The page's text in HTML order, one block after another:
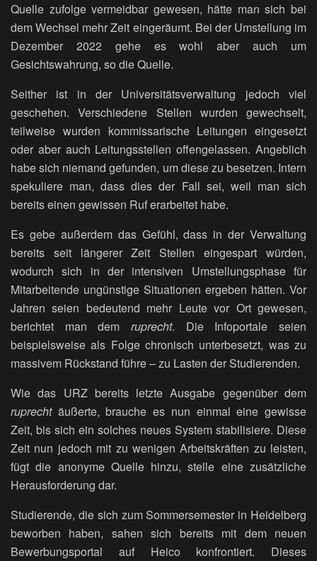
Quelle zufolge vermeidbar gewesen, hätte man sich bei
dem Wechsel mehr Zeit eingeräumt. Bei der Umstellung im
Dezember 2022 gehe es wohl aber auch um
Gesichtswahrung, so die Quelle.
Seither ist in der Universitätsverwaltung jedoch viel
geschehen. Verschiedene Stellen wurden gewechselt,
teilweise wurden kommissarische Leitungen eingesetzt
oder aber auch Leitungsstellen offengelassen. Angeblich
habe sich niemand gefunden, um diese zu besetzen. Intern
spekuliere man, dass dies der Fall sei, weil man sich
bereits einen gewissen Ruf erarbeitet habe.
Es gebe außerdem das Gefühl, dass in der Verwaltung
bereits seit längerer Zeit Stellen eingespart würden,
wodurch sich in der intensiven Umstellungsphase für
Mitarbeitende ungünstige Situationen ergeben hätten. Vor
Jahren seien bedeutend mehr Leute vor Ort gewesen,
berichtet man dem ruprecht. Die Infoportale seien
beispielsweise als Folge chronisch unterbesetzt, was zu
massivem Rückstand führe – zu Lasten der Studierenden.
Wie das URZ bereits letzte Ausgabe gegenüber dem
ruprechtäußerte, brauche es nun einmal eine gewisse
Zeit, bis sich ein solches neues System stabilisiere. Diese
Zeit nun jedoch mit zu wenigen Arbeitskräften zu leisten,
fügt die anonyme Quelle hinzu, stelle eine zusätzliche
Herausforderung dar.
Studierende, die sich zum Sommersemester in Heidelberg
beworben haben, sahen sich bereits mit dem neuen
Bewerbungsportal auf Heico konfrontiert. Dieses